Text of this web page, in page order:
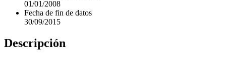
01/01/2008
Fecha de fin de datos
30/09/2015
Descripción